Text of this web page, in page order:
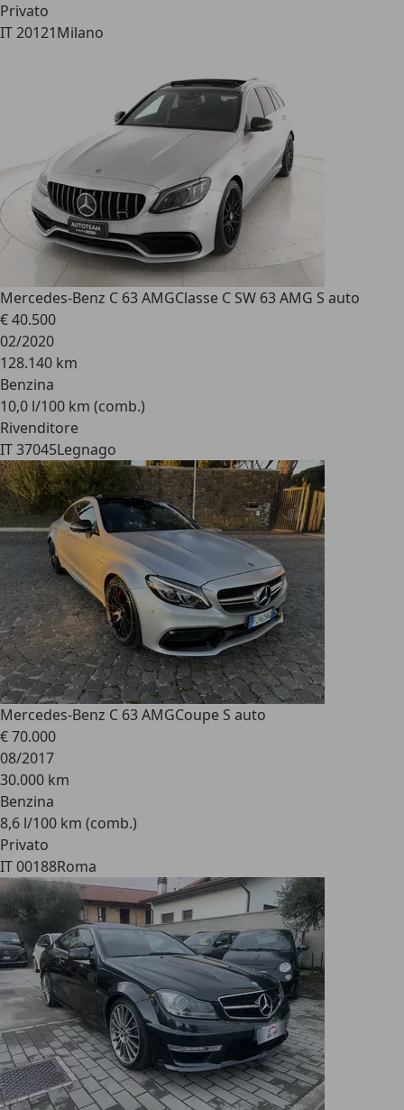
Privato
IT 20121Milano
Mercedes-Benz C 63 AMGClasse C SW 63 AMG S auto
€ 40.500
02/2020
128.140 km
Benzina
10,0 l/100 km (comb.)
Rivenditore
IT 37045Legnago
Mercedes-Benz C 63 AMGCoupe S auto
€ 70.000
08/2017
30.000 km
Benzina
8,6 l/100 km (comb.)
Privato
IT 00188Roma